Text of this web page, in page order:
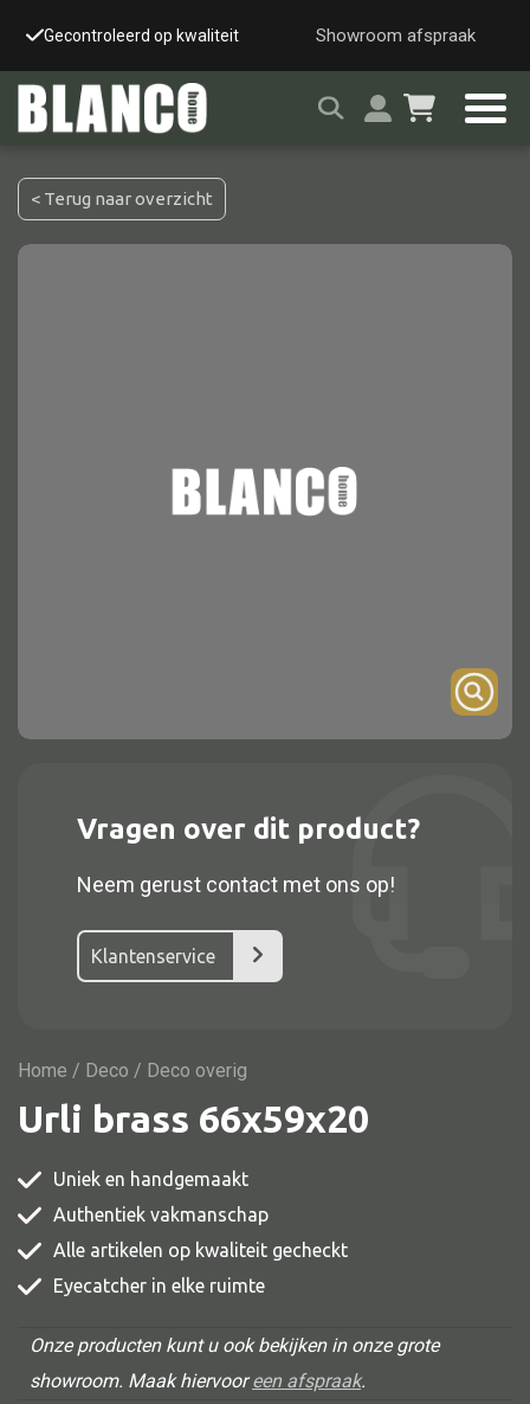
Gecontroleerd op kwaliteit Snelle & veilige
Showroom afspraak
Alle kasten
Dressoir
Nachtkast
Vitrine
TV meubel
Comode
Eetkamer stoel
< Terug naar overzicht
Vragen over dit product?
Neem gerust contact met ons op!
Klantenservice
Home / Deco / Deco overig
Urli brass 66x59x20
Uniek en handgemaakt
Authentiek vakmanschap
Alle artikelen op kwaliteit gecheckt
Eyecatcher in elke ruimte
Onze producten kunt u ook bekijken in onze grote
showroom. Maak hiervooreen afspraak.